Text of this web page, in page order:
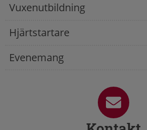
Vuxenutbildning
Hjärtstartare
Evenemang